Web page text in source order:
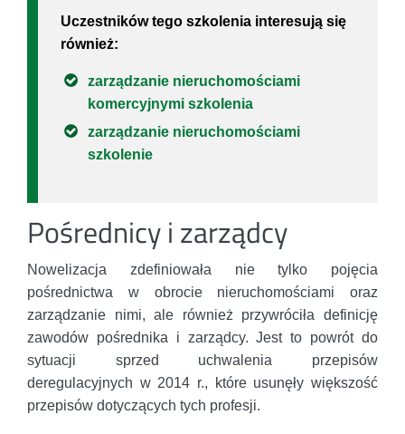
Uczestników tego szkolenia interesują się
również:
zarządzanie nieruchomościami
komercyjnymi szkolenia
zarządzanie nieruchomościami
szkolenie
Pośrednicy i zarządcy
Nowelizacja zdefiniowała nie tylko pojęcia
pośrednictwa w obrocie nieruchomościami oraz
zarządzanie nimi, ale również przywróciła definicję
zawodów pośrednika i zarządcy. Jest to powrót do
sytuacji sprzed uchwalenia przepisów
deregulacyjnych w 2014 r., które usunęły większość
przepisów dotyczących tych profesji.